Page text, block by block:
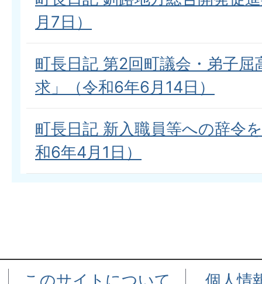
月7日）
町長日記 第2回町議会・弟子屈
求」（令和6年6月14日）
町長日記 新入職員等への辞令
和6年4月1日）